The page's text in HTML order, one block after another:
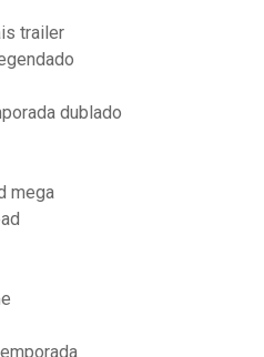
trailer
dublado
mega